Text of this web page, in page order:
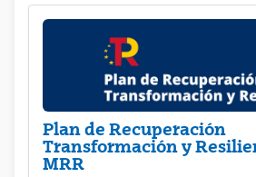
Plan de Recuperación
Transformación y
MRR